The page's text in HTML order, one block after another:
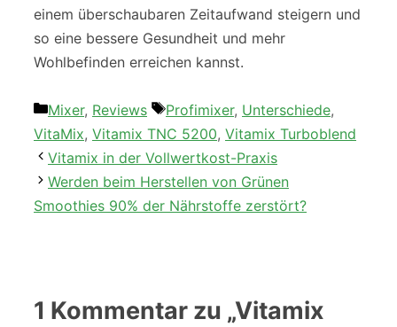
einem überschaubaren Zeitaufwand steigern und
so eine bessere Gesundheit und mehr
Wohlbefinden erreichen kannst.
Kategorien
Mixer, Reviews Schlagwörter
Profimixer, Unterschiede,
VitaMix, Vitamix TNC 5200, Vitamix Turboblend
Vitamix in der Vollwertkost-Praxis
Werden beim Herstellen von Grünen
Smoothies 90% der Nährstoffe zerstört?
1 Kommentar zu „Vitamix